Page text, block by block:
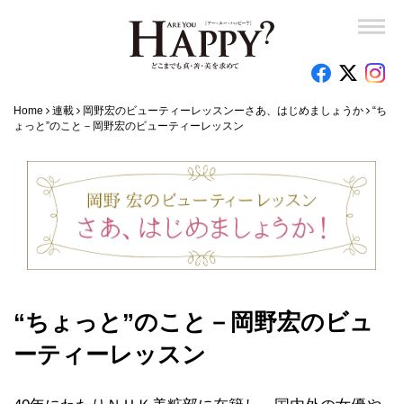
Home 連載 岡野宏のビューティーレッスンーさあ、はじめましょうか
“ち
ょっと”のこと－岡野宏のビューティーレッスン
“ちょっと”のこと－岡野宏のビュ
ーティーレッスン